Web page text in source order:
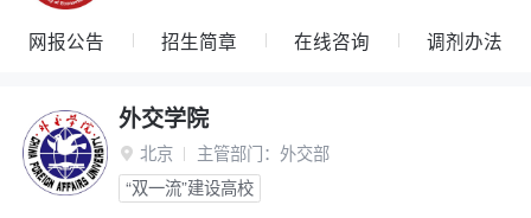
网报公告 招生简章 在线咨询 调剂办法
外交学院
 北京 主管部门： 外交部
“双一流”建设高校